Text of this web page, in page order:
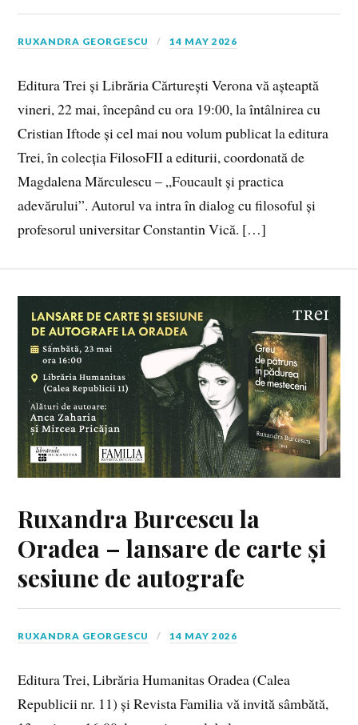
RUXANDRA GEORGESCU 14 MAY 2026
Editura Trei și Librăria Cărturești Verona vă așteaptă
vineri, 22 mai, începând cu ora 19:00, la întâlnirea cu
Cristian Iftode și cel mai nou volum publicat la editura
Trei, în colecția FilosoFII a editurii, coordonată de
Magdalena Mărculescu – „Foucault și practica
adevărului”. Autorul va intra în dialog cu filosoful și
profesorul universitar Constantin Vică. […]
Ruxandra Burcescu la
Oradea – lansare de carte și
sesiune de autografe
RUXANDRA GEORGESCU 14 MAY 2026
Editura Trei, Librăria Humanitas Oradea (Calea
Republicii nr. 11) și Revista Familia vă invită sâmbătă,